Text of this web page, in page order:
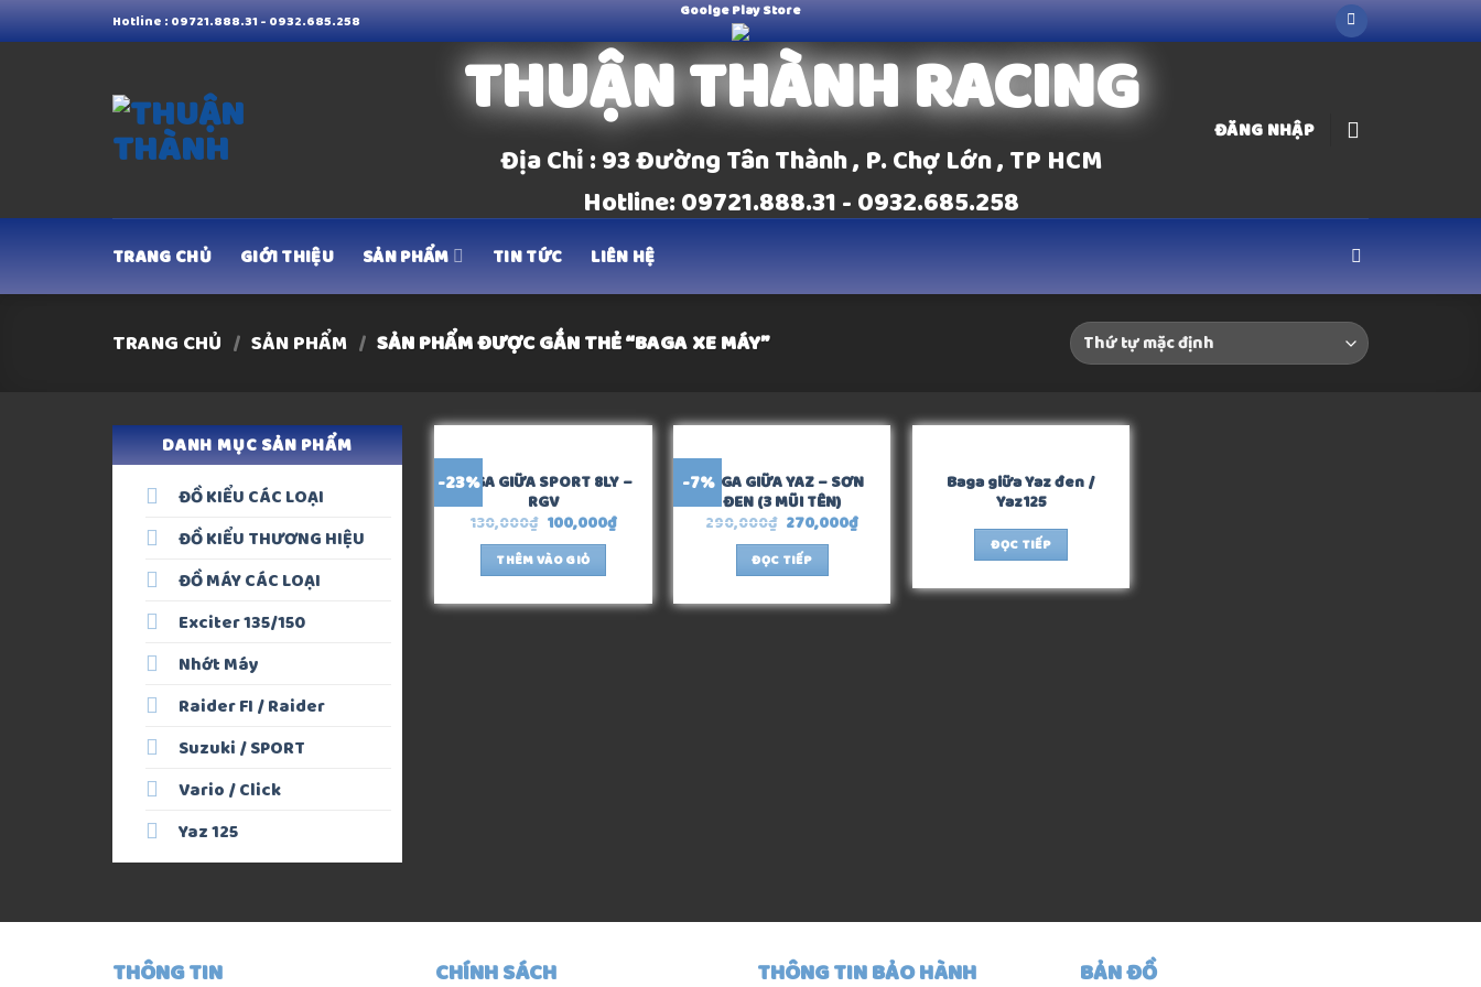
Skip
to
Hotline : 09721.888.31 - 0932.685.258
Goolge Play Store
THUẬN THÀNH RACING
Địa Chỉ : 93 Đường Tân Thành , P. Chợ Lớn , TP HCM
Hotline: 09721.888.31 - 0932.685.258
ĐĂNG NHẬP
TRANG CHỦ GIỚI THIỆU SẢN PHẨM TIN TỨC LIÊN HỆ
TRANG CHỦ / SẢN PHẨM / SẢN PHẨM ĐƯỢC GẮN THẺ “BAGA XE MÁY”
DANH MỤC SẢN PHẨM
ĐỒ KIỂU CÁC LOẠI
ĐỒ KIỂU THƯƠNG HIỆU
ĐỒ MÁY CÁC LOẠI
Exciter 135/150
Nhớt Máy
Raider FI / Raider
Suzuki / SPORT
Vario / Click
Yaz 125
-23%
BAGA GIỮA SPORT 8LY –
RGV
130,000₫ 100,000₫
THÊM VÀO GIỎ
-7% HẾT HÀNG
BAGA GIỮA YAZ – SƠN
ĐEN (3 MŨI TÊN)
290,000₫ 270,000₫
ĐỌC TIẾP
Baga giữa Yaz đen /
Yaz125
ĐỌC TIẾP
THÔNG TIN CHÍNH SÁCH THÔNG TIN BẢO HÀNH BẢN ĐỒ